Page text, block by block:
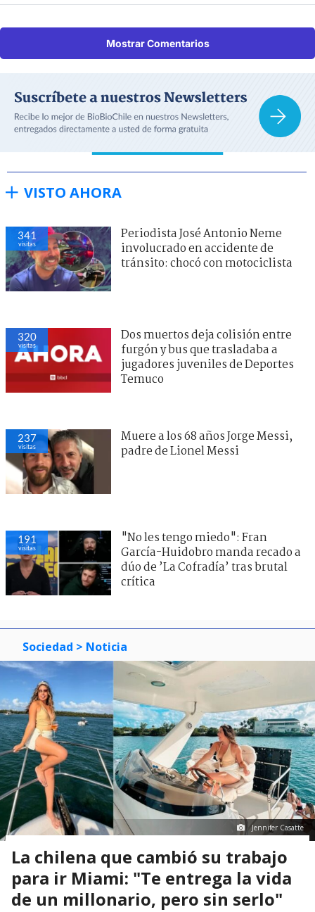
Mostrar Comentarios
VISTO AHORA
341
visitas
Periodista José Antonio Neme
involucrado en accidente de
tránsito: chocó con motociclista
320
visitas
Dos muertos deja colisión entre
furgón y bus que trasladaba a
jugadores juveniles de Deportes
Temuco
237
visitas
Muere a los 68 años Jorge Messi,
padre de Lionel Messi
191
visitas
"No les tengo miedo": Fran
García-Huidobro manda recado a
dúo de ’La Cofradía’ tras brutal
crítica
Sociedad > Noticia
Jennifer Casatte
La chilena que cambió su trabajo
para ir Miami: "Te entrega la vida
de un millonario, pero sin serlo"